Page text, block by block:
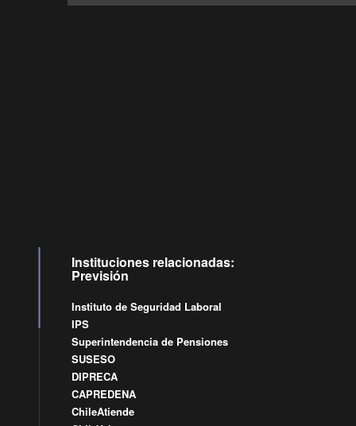
Instituciones relacionadas:
Previsión
Instituto de Seguridad Laboral
IPS
Superintendencia de Pensiones
SUSESO
DIPRECA
CAPREDENA
ChileAtiende